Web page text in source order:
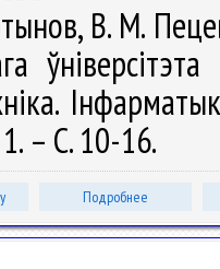
В. М.
– С. 10-16.
Подробнее